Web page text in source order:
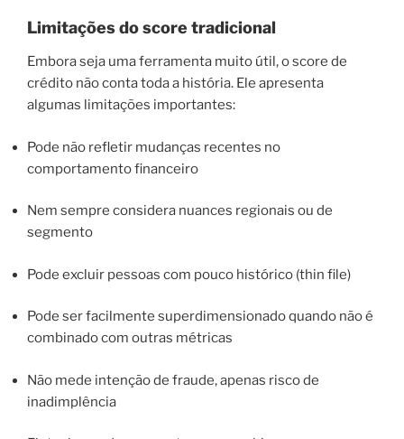
Limitações do score tradicional
Embora seja uma ferramenta muito útil, o score de
crédito não conta toda a história. Ele apresenta
algumas limitações importantes:
Pode não refletir mudanças recentes no
comportamento financeiro
Nem sempre considera nuances regionais ou de
segmento
Pode excluir pessoas com pouco histórico (thin file)
Pode ser facilmente superdimensionado quando não é
combinado com outras métricas
Não mede intenção de fraude, apenas risco de
inadimplência